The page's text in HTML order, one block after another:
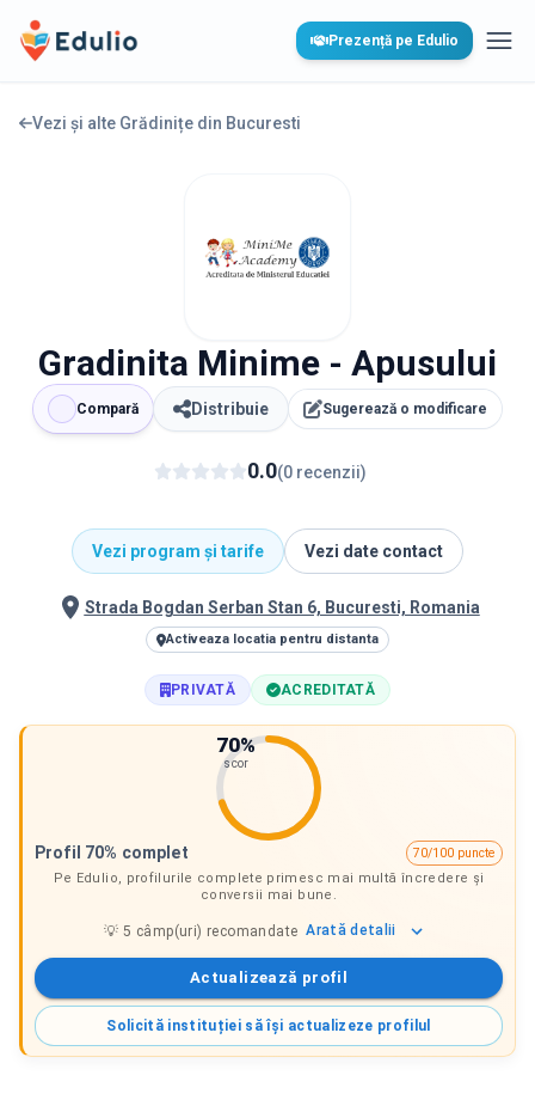
Edulio Prezență pe Edulio
Vezi și alte Grădinițe din Bucuresti
Gradinita Minime - Apusului
Compară Distribuie Sugerează o modificare
0.0(0 recenzii)
Vezi program și tarife Vezi date contact
Strada Bogdan Serban Stan 6, Bucuresti, Romania
Activeaza locatia pentru distanta
PRIVATĂ ACREDITATĂ
70%
scor
Profil 70% complet
70/100 puncte
Pe Edulio, profilurile complete primesc mai multă încredere și
conversii mai bune.
💡5 câmp(uri) recomandate Arată detalii
Actualizează profil
Solicită instituției să își actualizeze profilul